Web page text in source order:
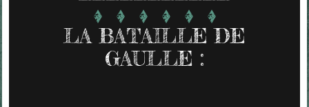
LA BATAILLE DE
GAULLE :